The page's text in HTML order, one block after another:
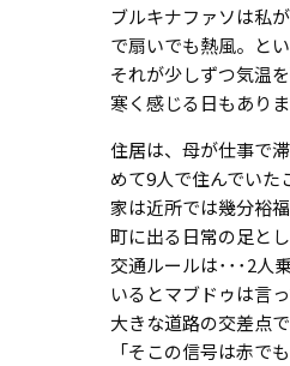
ブルキナファソは私
で扇いでも熱風。と
それが少しずつ気温
寒く感じる日もありま
住居は、母が仕事で
めて9人で住んでい
家は近所では幾分裕
町に出る日常の足と
交通ルールは･･･2人
いるとマブドゥは言
大きな道路の交差点
「そこの信号は赤で